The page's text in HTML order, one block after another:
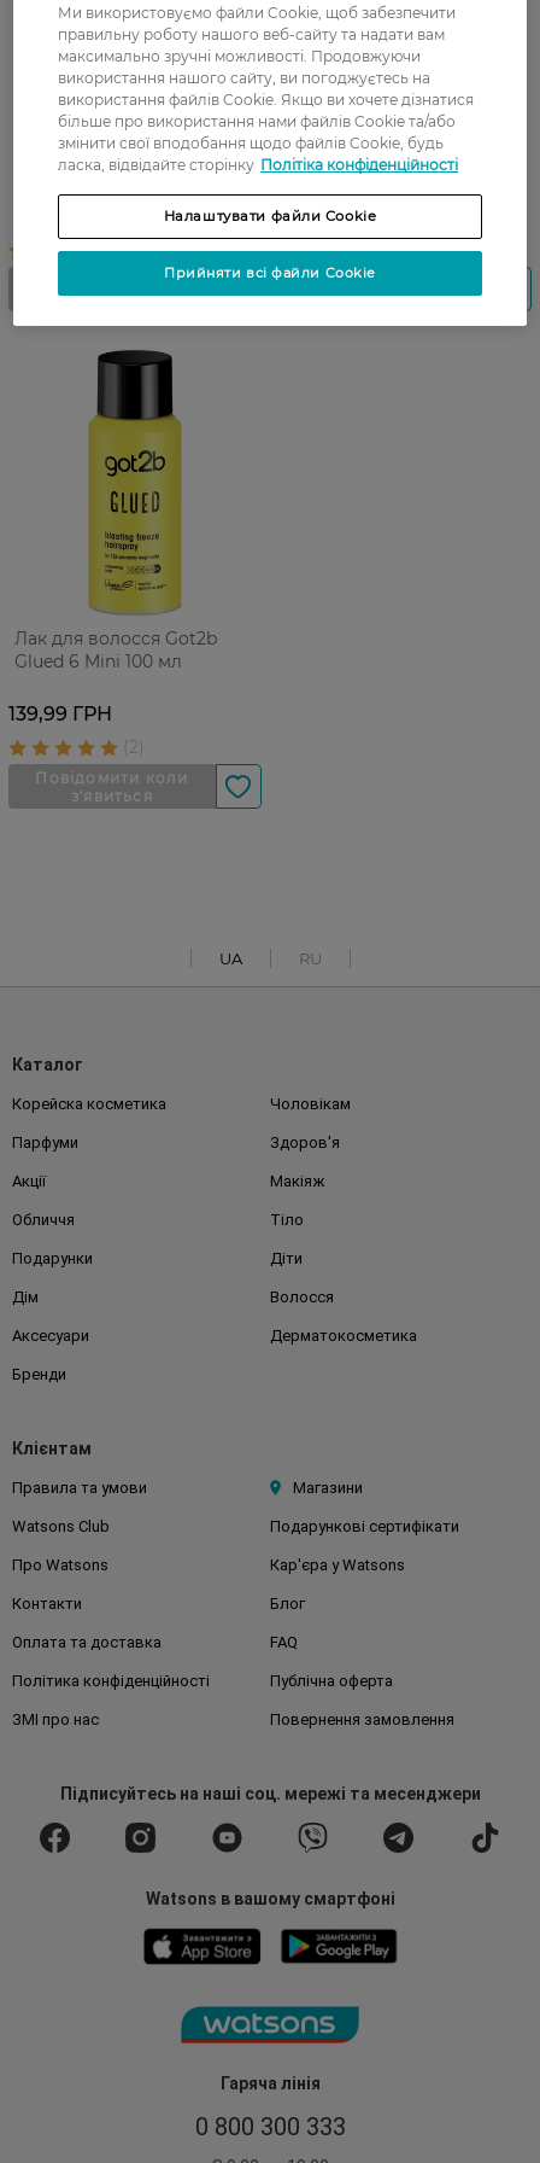
Текстуруюча глина для
волосся Got2b iStylers 75 мл
Спрей для волосся Got2B
Crazy Sleek для
Лак для волосся Got2b
Glued 6 Mini 100 мл
139,99 ГРН
UA RU
Гаряча лінія
0 800 300 333
Каталог
Корейска косметика Чоловікам
Парфуми Здоров'я
Акції Макіяж
Обличчя Тіло
Подарунки Діти
Дім Волосся
Аксесуари Дерматокосметика
Бренди
Клієнтам
Правила та умови Магазини
Watsons Club Подарункові сертифікати
Про Watsons Кар'єра у Watsons
Контакти Блог
Оплата та доставка FAQ
Політика конфіденційності Публічна оферта
ЗМІ про нас Повернення замовлення
Підписуйтесьна наші соц. мережі та месенджери
Watsons в вашому смартфоні
Ми використовуємо файли Cookie, щоб забезпечити
правильну роботу нашого веб-сайту та надати вам
максимально зручні можливості. Продовжуючи
використання нашого сайту, ви погоджуєтесь на
використання файлів Cookie. Якщо ви хочете дізнатися
більше про використання нами файлів Cookie та/або
змінити свої вподобання щодо файлів Cookie, будь
ласка, відвідайте сторінку Політіка конфіденційності
Налаштувати файли Cookie
Прийняти всі файли Cookie